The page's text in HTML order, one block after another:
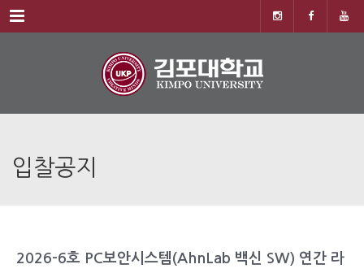
Menu
입찰공지
2026-6호 PC보안시스템(AhnLab 백신 SW) 연간 라